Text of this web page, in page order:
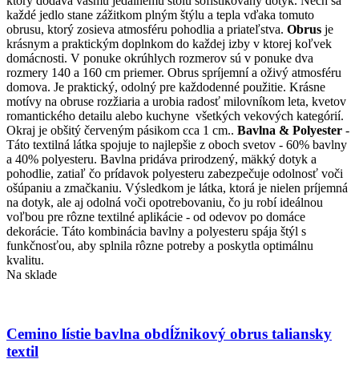
si
môžete
vybrať
na
stránke
produktu.
každé jedlo stane zážitkom plným štýlu a tepla vďaka tomuto
obrusu, ktorý zosieva atmosféru pohodlia a priateľstva. Obrus je
krásnym a praktickým doplnkom do každej izby v ktorej koľvek
domácnosti. V ponuke okrúhlych rozmerov sú v ponuke dva
rozmery 140 a 160 cm priemer. Obrus spríjemní a oživý atmosféru
domova. Je praktický, odolný pre každodenné použitie. Krásne
motívy na obruse rozžiaria a urobia radosť milovníkom leta, kvetov
romantického detailu alebo kuchyne všetkých vekových kategórií.
Okraj je obšitý červeným pásikom cca 1 cm.. Bavlna & Polyester -
Táto textilná látka spojuje to najlepšie z oboch svetov - 60% bavlny
a 40% polyesteru. Bavlna pridáva prirodzený, mäkký dotyk a
pohodlie, zatiaľ čo prídavok polyesteru zabezpečuje odolnosť voči
ošúpaniu a zmačkaniu. Výsledkom je látka, ktorá je nielen príjemná
na dotyk, ale aj odolná voči opotrebovaniu, čo ju robí ideálnou
voľbou pre rôzne textilné aplikácie - od odevov po domáce
dekorácie. Táto kombinácia bavlny a polyesteru spája štýl s
funkčnosťou, aby splnila rôzne potreby a poskytla optimálnu
kvalitu.
Na sklade
Cemino lístie bavlna obdĺžnikový obrus taliansky
textil